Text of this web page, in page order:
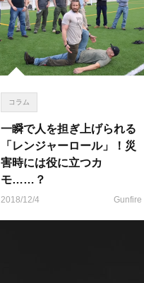
コラム
一瞬で人を担ぎ上げられる
「レンジャーロール」！災
害時には役に立つカ
モ……？
2018/12/4 Gunfire